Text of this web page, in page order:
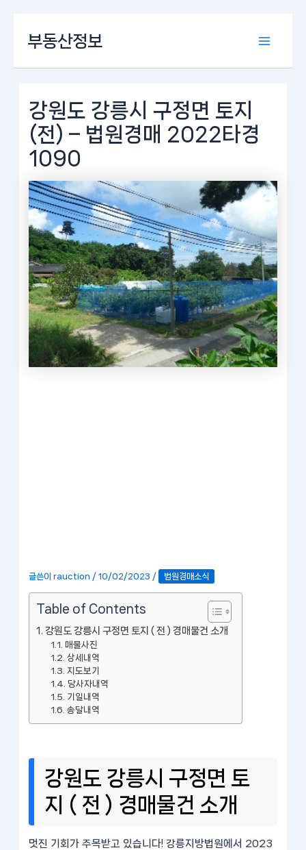
로
부동산정보
강원도 강릉시 구정면 토지
(전) – 법원경매 2022타경
1090
글쓴이rauction /10/02/2023 / 법원경매소식
Table of Contents
강원도 강릉시 구정면 토지 ( 전 ) 경매물건 소개
매물사진
상세내역
지도보기
당사자내역
기일내역
송달내역
강원도 강릉시 구정면 토
지 ( 전 ) 경매물건 소개
멋진 기회가 주목받고 있습니다! 강릉지방법원에서 2023